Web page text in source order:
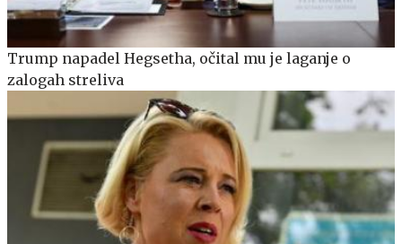
Trump napadel Hegsetha, očital mu je laganje o
zalogah streliva